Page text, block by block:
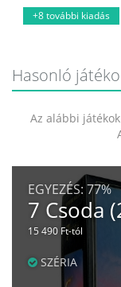
+8 további kiadás
Hasonló
Az alábbi
EGYEZÉS: 77%
7 Csoda
15 490 Ft-tól
SZÉRIA